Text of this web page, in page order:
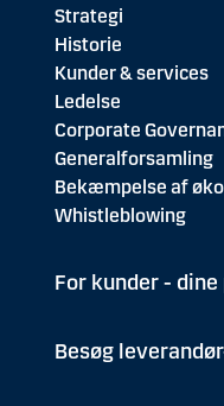
Strategi
Historie
Kunder & services
Ledelse
Corporate
Generalforsamling
Bekæmpelse af
Whistleblowing
For kunder -
Besøg